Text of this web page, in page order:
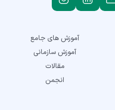
آموزش های جامع
آموزش سازمانی
مقالات
انجمن